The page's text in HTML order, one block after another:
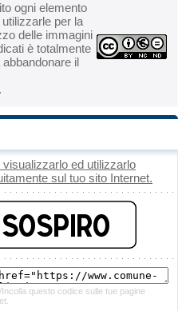
ogni elemento
per la
delle immagini
è totalmente
il
visualizzarlo ed utilizzarlo
sul tuo sito Internet.
Incolla questo codice sulle tue pagine